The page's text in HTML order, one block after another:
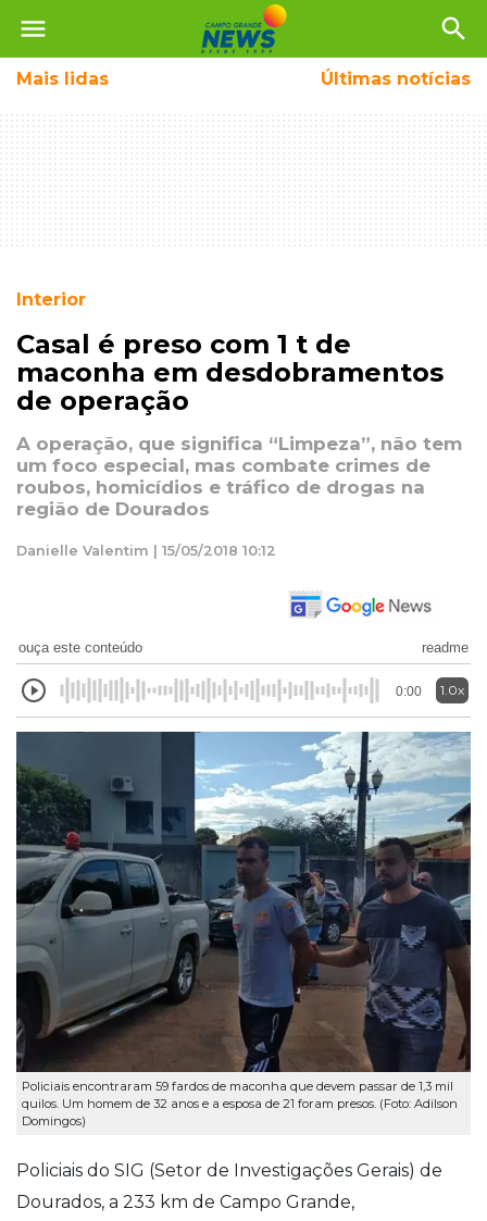
menu search
Mais lidas Últimas notícias
Interior
Casal é preso com 1 t de
maconha em desdobramentos
de operação
A operação, que significa “Limpeza”, não tem
um foco especial, mas combate crimes de
roubos, homicídios e tráfico de drogas na
região de Dourados
Danielle Valentim | 15/05/2018 10:12
ouça este conteúdo readme
0:00 1.0x
Policiais encontraram 59 fardos de maconha que devem passar de 1,3 mil
quilos. Um homem de 32 anos e a esposa de 21 foram presos. (Foto: Adilson
Domingos)
Policiais do SIG (Setor de Investigações Gerais) de
Dourados, a 233 km de Campo Grande,